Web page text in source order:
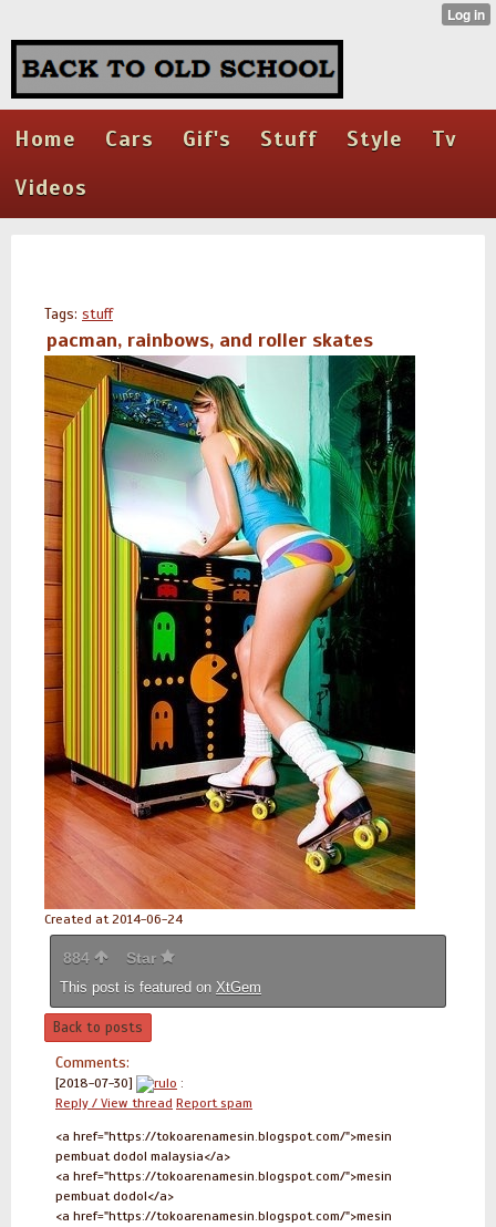
Home Cars Gif's Stuff Style
Tv
Videos
Tags: stuff
pacman, rainbows, and roller skates
Created at 2014-06-24
884 Star
This post is featured on XtGem
Back to posts
Comments:
[2018-07-30] rulo :
Reply / View thread Report spam
<a href="https://tokoarenamesin.blogspot.com/">mesin
pembuat dodol malaysia</a>
<a href="https://tokoarenamesin.blogspot.com/">mesin
pembuat dodol</a>
<a href="https://tokoarenamesin.blogspot.com/">mesin